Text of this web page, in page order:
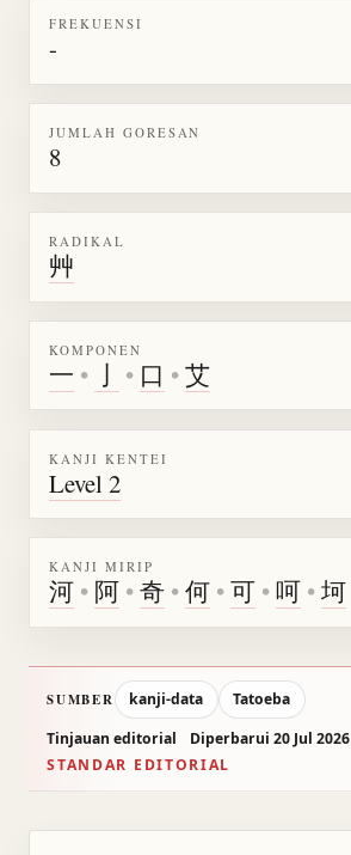
FREKUENSI
-
JUMLAH GORESAN
8
RADIKAL
艸
KOMPONEN
一 • 亅 • 口 •艾
KANJI KENTEI
Level 2
KANJI MIRIP
河 • 阿 •奇 •何 •可 •呵 •坷
SUMBER kanji-data
Tatoeba
Tinjauan editorial
Diperbarui 20 Jul 2026
STANDAR EDITORIAL